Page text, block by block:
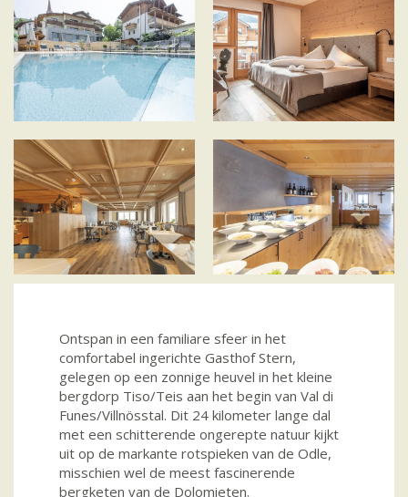
Ontspan in een familiare sfeer in het
comfortabel ingerichte Gasthof Stern,
gelegen op een zonnige heuvel in het kleine
bergdorp Tiso/Teis aan het begin van Val di
Funes/Villnösstal. Dit 24 kilometer lange dal
met een schitterende ongerepte natuur kijkt
uit op de markante rotspieken van de Odle,
misschien wel de meest fascinerende
bergketen van de Dolomieten.